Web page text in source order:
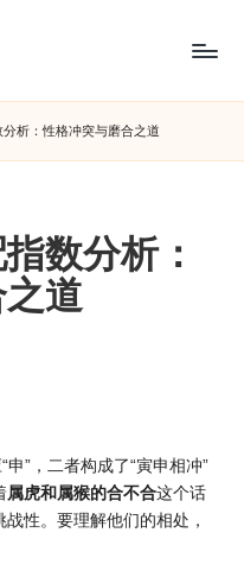
析：性格冲突与磨合之道
数分析：
道
”，二者构成了“寅申相冲”
属虎和属猴的合不合这个话
性。要理解他们的相处，